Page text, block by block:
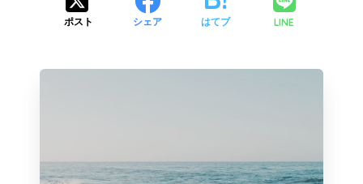
ポスト シェア はてブ LINE